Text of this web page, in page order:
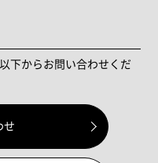
下からお問い合わせくだ
せ